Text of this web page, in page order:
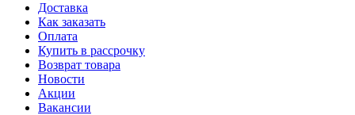
Доставка
Как заказать
Оплата
Купить в рассрочку
Возврат товара
Новости
Акции
Вакансии